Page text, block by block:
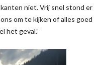
niet. Vrij snel stond er
om te kijken of alles goed
het geval.”